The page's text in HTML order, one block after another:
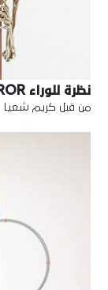
نظرة للوراء LOOK BACK MIRROR
من قبل كريم شعيا